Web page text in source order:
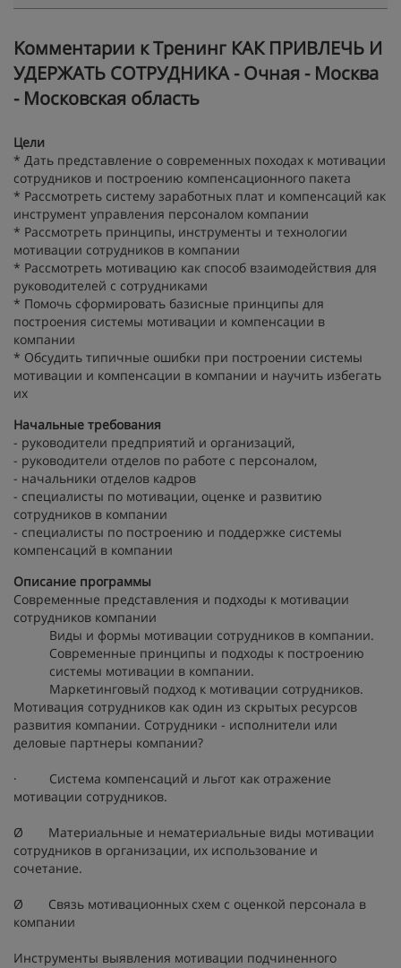
Kомментарии к Тренинг КАК ПРИВЛЕЧЬ И
УДЕРЖАТЬ СОТРУДНИКА - Очная - Москва
- Московская область
Цели
* Дать представление о современных походах к мотивации
сотрудников и построению компенсационного пакета
* Рассмотреть систему заработных плат и компенсаций как
инструмент управления персоналом компании
* Рассмотреть принципы, инструменты и технологии
мотивации сотрудников в компании
* Рассмотреть мотивацию как способ взаимодействия для
руководителей с сотрудниками
* Помочь сформировать базисные принципы для
построения системы мотивации и компенсации в
компании
* Обсудить типичные ошибки при построении системы
мотивации и компенсации в компании и научить избегать
их
Начальные требования
- руководители предприятий и организаций,
- руководители отделов по работе с персоналом,
- начальники отделов кадров
- специалисты по мотивации, оценке и развитию
сотрудников в компании
- специалисты по построению и поддержке системы
компенсаций в компании
Описание программы
Современные представления и подходы к мотивации
сотрудников компании
Виды и формы мотивации сотрудников в компании.
Современные принципы и подходы к построению
системы мотивации в компании.
Маркетинговый подход к мотивации сотрудников.
Мотивация сотрудников как один из скрытых ресурсов
развития компании. Сотрудники - исполнители или
деловые партнеры компании?
· Система компенсаций и льгот как отражение
мотивации сотрудников.
Ø Материальные и нематериальные виды мотивации
сотрудников в организации, их использование и
сочетание.
Ø Связь мотивационных схем с оценкой персонала в
компании
Инструменты выявления мотивации подчиненного